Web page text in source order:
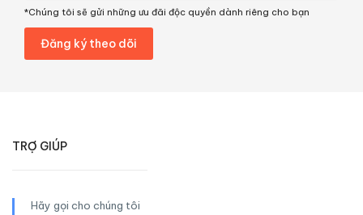
*Chúng tôi sẽ gửi những ưu đãi độc quyền dành riêng cho bạn
TRỢ GIÚP
Hãy gọi cho chúng tôi